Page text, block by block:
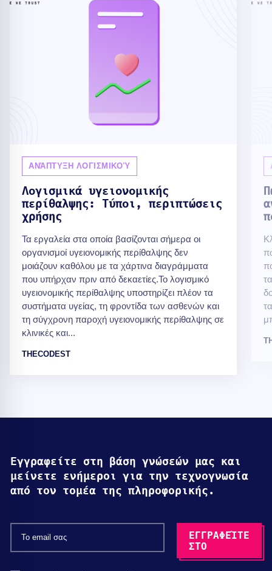
ΑΝΆΠΤΥΞΗ ΛΟΓΙΣΜΙΚΟΎ
Λογισμικά υγειονομικής
περίθαλψης: Τύποι, περιπτώσεις
χρήσης
Τα εργαλεία στα οποία βασίζονται σήμερα οι
οργανισμοί υγειονομικής περίθαλψης δεν
μοιάζουν καθόλου με τα χάρτινα διαγράμματα
που υπήρχαν πριν από δεκαετίες.Το λογισμικό
υγειονομικής περίθαλψης υποστηρίζει πλέον τα
συστήματα υγείας, τη φροντίδα των ασθενών και
τη σύγχρονη παροχή υγειονομικής περίθαλψης σε
κλινικές και...
THECODEST
Εγγραφείτε στη βάση γνώσεών μας και
μείνετε ενήμεροι για την τεχνογνωσία
από τον τομέα της πληροφορικής.